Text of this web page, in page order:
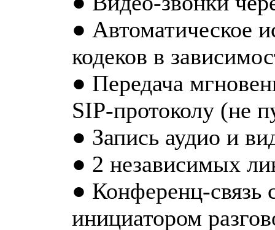
● Автоматическое
кодеков в
● Передача
SIP-протоколу (не
● Запись аудио и
● 2 независимых
● Конференц-связь
инициатором